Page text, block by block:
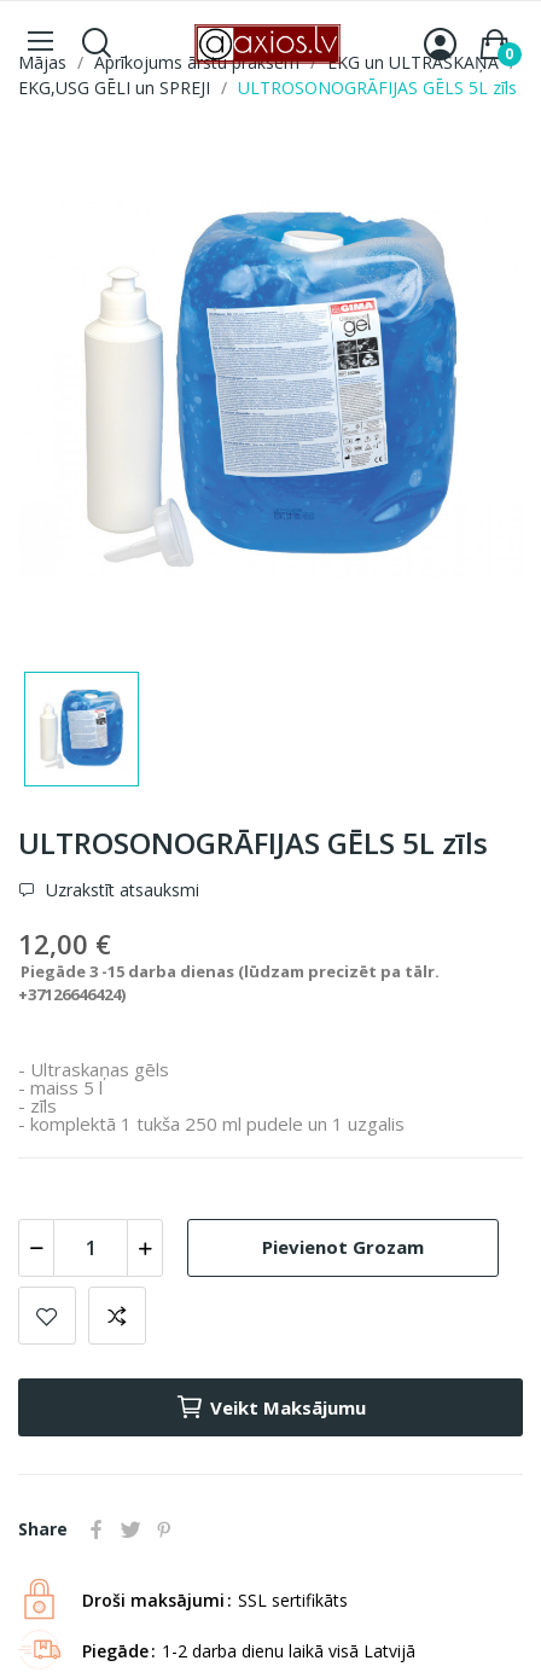
0
Mājas Aprīkojums ārstu praksēm
EKG un ULTRASKAŅA
EKG,USG GĒLI un SPREJI
ULTROSONOGRĀFIJAS GĒLS 5L zīls
ULTROSONOGRĀFIJAS GĒLS 5L zīls
Uzrakstīt atsauksmi
12,00 €
Piegāde 3 -15 darba dienas (lūdzam precizēt pa tālr.
+37126646424)
- Ultraskaņas gēls
- maiss 5 l
- zīls
- komplektā 1 tukša 250 ml pudele un 1 uzgalis
Pievienot Grozam
Veikt Maksājumu
Share
Droši maksājumi SSL sertifikāts
Piegāde 1-2 darba dienu laikā visā Latvijā